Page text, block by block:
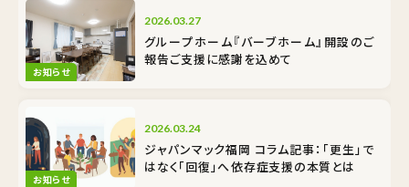
お知らせ
2026.03.27
グループホーム『バーブホーム』開設のご
報告――ご支援に感謝を込めて
お知らせ
2026.03.24
ジャパンマック福岡 コラム記事：「更生」で
はなく「回復」へ――依存症支援の本質とは